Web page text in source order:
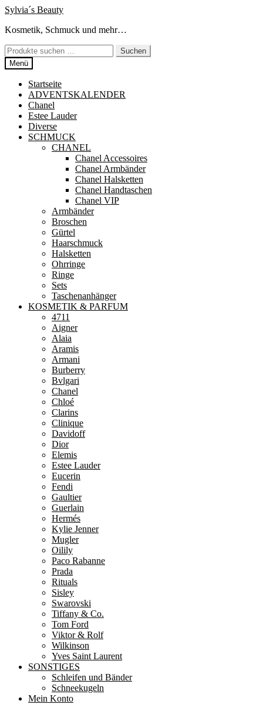
Zur
springen
Zum
springen
Sylvia´s Beauty
Kosmetik, Schmuck und mehr…
Suchen
nach:
Suchen
Menü
Startseite
ADVENTSKALENDER
Chanel
Estee Lauder
Diverse
SCHMUCK
CHANEL
Chanel Accessoires
Chanel Armbänder
Chanel Halsketten
Chanel Handtaschen
Chanel VIP
Armbänder
Broschen
Gürtel
Haarschmuck
Halsketten
Ohrringe
Ringe
Sets
Taschenanhänger
KOSMETIK & PARFUM
4711
Aigner
Alaia
Aramis
Armani
Burberry
Bvlgari
Chanel
Chloé
Clarins
Clinique
Davidoff
Dior
Elemis
Estee Lauder
Eucerin
Fendi
Gaultier
Guerlain
Hermés
Kylie Jenner
Mugler
Oilily
Paco Rabanne
Prada
Rituals
Sisley
Swarovski
Tiffany & Co.
Tom Ford
Viktor & Rolf
Wilkinson
Yves Saint Laurent
SONSTIGES
Schleifen und Bänder
Schneekugeln
Mein Konto